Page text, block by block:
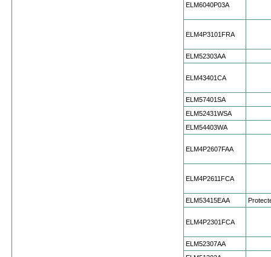
ELM6040P03A
ELM4P3101FRA
ELM52303AA
ELM43401CA
ELM57401SA
ELM52431WSA
ELM54403WA
ELM4P2607FAA
ELM4P2611FCA
ELM53415EAA
ELM4P2301FCA
ELM52307AA